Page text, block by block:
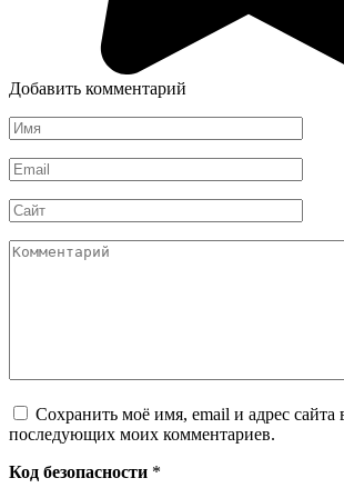
Добавить комментарий
Имя
*
Email
*
Сайт
Комментарий
Сохранить моё имя, email и адрес сайта
последующих моих комментариев.
Код безопасности *